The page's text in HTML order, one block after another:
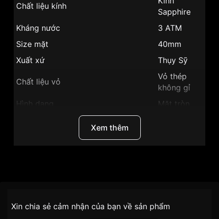
Chất liệu kính
Sapphire
Kháng nước
3 ATM
Size mặt
40mm
Xuất xứ
Thụy Sỹ
Chất liệu vỏ
Vỏ thép
không gỉ
Hình dạng
Mặt tròn
Những sản phẩm tương tự"Ogival 40mm Nam
Xem thêm
Đối tượng sử dụng Nam
tiện lợi –
Xin chia sẻ cảm nhận của bạn về sản phẩm